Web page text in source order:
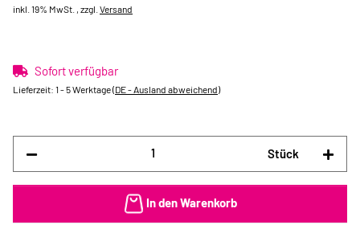
inkl. 19% MwSt. , zzgl. Versand
Sofort verfügbar
Lieferzeit: 1 - 5 Werktage(DE - Ausland abweichend)
Stück
In den Warenkorb